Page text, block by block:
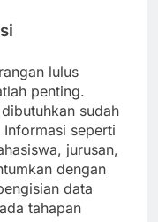
lulus
penting.
sudah
seperti
jurusan,
dengan
data
tahapan